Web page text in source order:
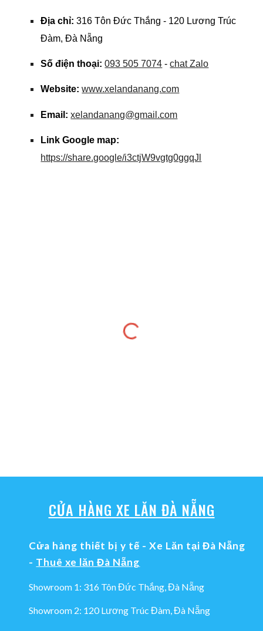
Địa chỉ: 316 Tôn Đức Thắng - 120 Lương Trúc
Đàm, Đà Nẵng
Số điện thoại: 093 505 7074 -chat Zalo
Website: www.xelandanang.com
Email: xelandanang@gmail.com
Link Google map:
https://share.google/i3ctjW9vgtg0ggqJl
CỬA HÀNG XE LĂN ĐÀ NẴNG
Cửa hàng thiết bị y tế - Xe Lăn tại Đà Nẵng
- Thuê xe lăn Đà Nẵng
Showroom 1: 316 Tôn Đức Thắng, Đà Nẵng
Showroom 2: 120 Lương Trúc Đàm, Đà Nẵng